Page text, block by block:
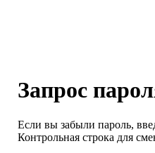
Запрос
Если вы забыли пароль,
Контрольная строка для